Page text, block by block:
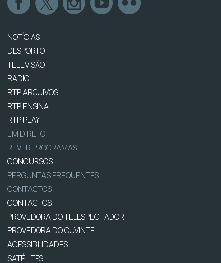
NOTÍCIAS
DESPORTO
TELEVISÃO
RÁDIO
RTP ARQUIVOS
RTP ENSINA
RTP PLAY
EM DIRETO
REVER PROGRAMAS
CONCURSOS
PERGUNTAS FREQUENTES
CONTACTOS
CONTACTOS
PROVEDORA DO TELESPECTADOR
PROVEDORA DO OUVINTE
ACESSIBILIDADES
SATÉLITES